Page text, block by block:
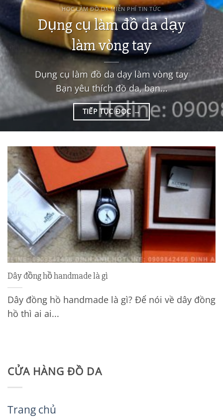
HỌC LÀM ĐỒ DA MIỄN PHÍ TIN TỨC
Dụng cụ làm đồ da dạy
làm vòng tay
Dụng cụ làm đồ da dạy làm vòng tay
Bạn yêu thích đồ da, bạn...
TIẾP TỤC ĐỌC →
CỬA HÀNG ĐỒ DA
Trang chủ
Dây đồng hồ handmade là gì
Dây đồng hồ handmade là gì? Để nói về dây đồng
hồ thì ai ai...